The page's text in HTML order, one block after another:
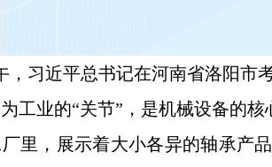
，习近平总书记在河南省洛阳市
工业的“关节”，是机械设备的
里，展示着大小各异的轴承产